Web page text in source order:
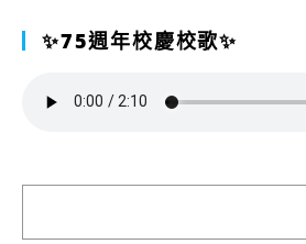
✨75週年校慶校歌✨